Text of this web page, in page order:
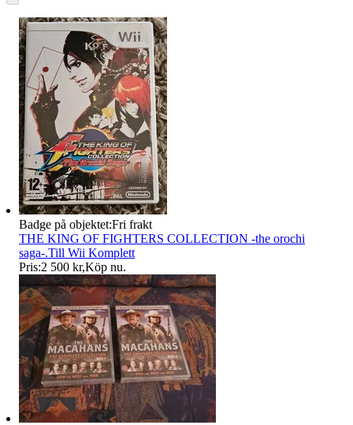
Badge på objektet:Fri frakt
THE KING OF FIGHTERS COLLECTION -the orochi
saga-.Till Wii Komplett
Pris:2 500 kr,Köp nu.